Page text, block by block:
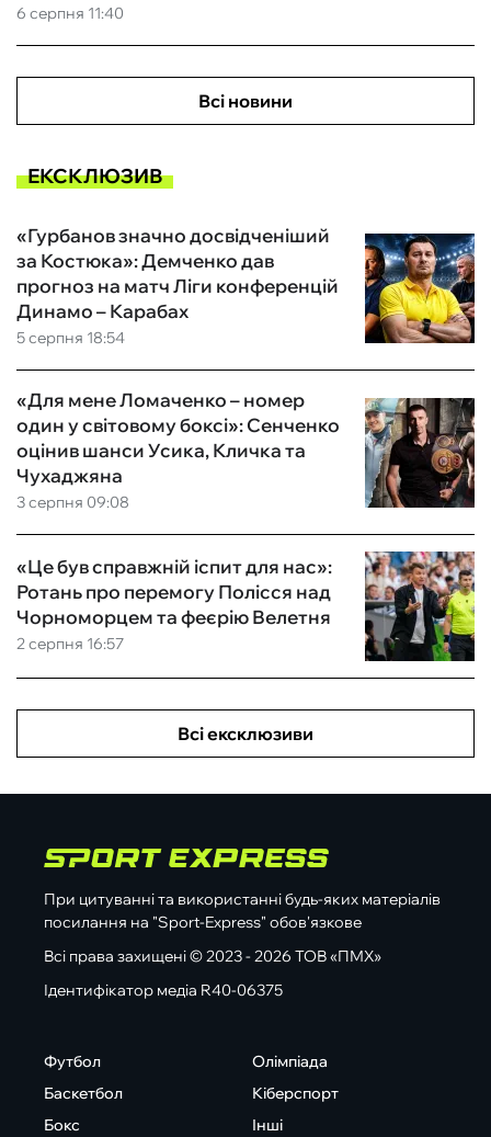
6 серпня 11:40
Всі новини
ЕКСКЛЮЗИВ
5 серпня 18:54
«Гурбанов значно досвідченіший
за Костюка»: Демченко дав
прогноз на матч Ліги конференцій
Динамо – Карабах
3 серпня 09:08
«Для мене Ломаченко – номер
один у світовому боксі»: Сенченко
оцінив шанси Усика, Кличка та
Чухаджяна
2 серпня 16:57
«Це був справжній іспит для нас»:
Ротань про перемогу Полісся над
Чорноморцем та феєрію Велетня
Всі ексклюзиви
При цитуванні та використанні будь-яких матеріалів
посилання на "Sport-Express" обов'язкове
Всі права захищені © 2023 - 2026 ТОВ «ПМХ»
Ідентифікатор медіа R40-06375
Футбол
Баскетбол
Бокс
Олімпіада
Кіберспорт
Інші